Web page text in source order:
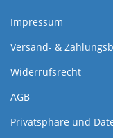
Impressum
Versand- &
Widerrufsrecht
AGB
Privatsphäre und